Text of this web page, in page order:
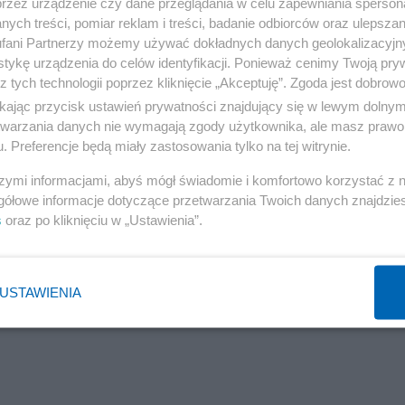
się go jeszcze dodatkowo złagodzić, np. poprzez
możliwe byłoby fakultatywne referendum, to
również. Jednak już te 700 metrów otwiera
to rzeczywiście ważne dla niezależności
płacić drogo za norweski czy katarski gaz, za
źródła energii leżą w naszym najlepiej pojętym
I stąd to ustępstwo – powiedział portalowi.
treści, pomiar reklam i treści, badanie odbiorców oraz
Partnerzy możemy używać dokładnych danych
urządzenia do celów identyfikacji. Ponieważ cenimy Twoją
tych technologii poprzez kliknięcie „Akceptuję”. Zgoda jest
przycisk ustawień prywatności znajdujący się w lewym
danych nie wymagają zgody użytkownika, ale masz
Preferencje będą miały zastosowania tylko na tej witrynie.
informacjami, abyś mógł świadomie i komfortowo korzystać z
informacje dotyczące przetwarzania Twoich danych
oraz po kliknięciu w „Ustawienia”.
USTAWIENIA